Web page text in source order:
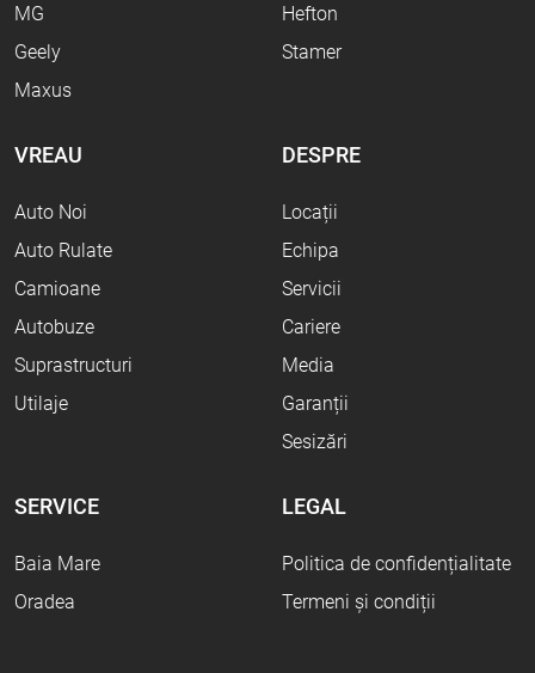
MG
Geely
Maxus
Hefton
Stamer
VREAU
Auto Noi
Auto Rulate
Camioane
Autobuze
Suprastructuri
Utilaje
DESPRE
Locații
Echipa
Servicii
Cariere
Media
Garanții
Sesizări
SERVICE
Baia Mare
Oradea
LEGAL
Politica de confidențialitate
Termeni și condiții